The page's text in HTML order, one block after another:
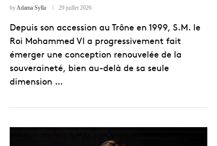
byAdama Sylla 29 juillet 2026
Depuis son accession au Trône en 1999, S.M. le
Roi Mohammed VI a progressivement fait
émerger une conception renouvelée de la
souveraineté, bien au-delà de sa seule
dimension …